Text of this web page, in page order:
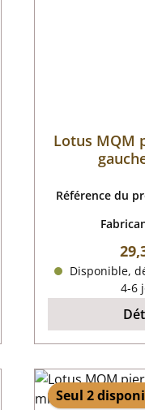
Lotus MQM
Référence du
Disponible,
4-6
Seul 2